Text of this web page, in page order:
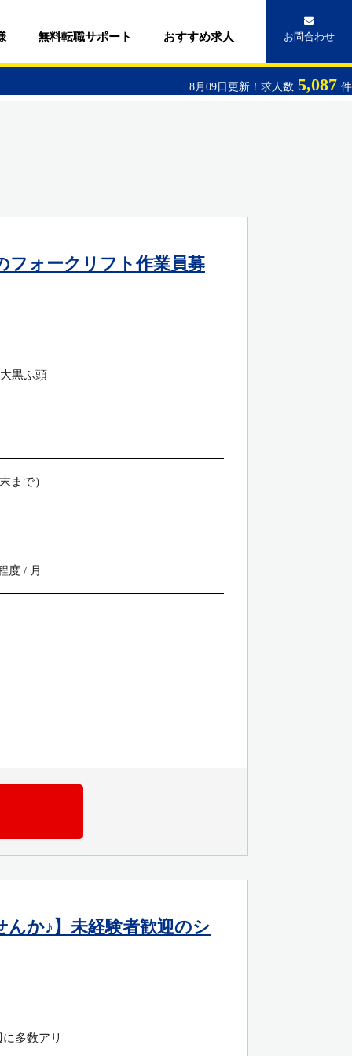
お問合わせ
無料転職サポート おすすめ求人
8月09日更新！求人数 5,087 件
フォークリフト作業員募
黒ふ頭
まで）
度 / 月
か♪】未経験者歓迎のシ
多数アリ